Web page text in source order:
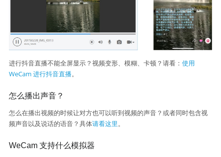
进行抖音直播不能全屏显示？视频变形、模糊、卡顿？请看： 使用
WeCam 进行抖音直播。
怎么播出声音？
怎么在播出视频的时候让对方也可以听到视频的声音？或者同时包含视
频声音以及说话的语音？具体请看这里。
WeCam 支持什么模拟器